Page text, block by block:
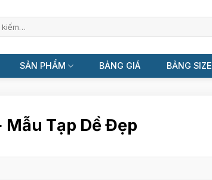
SẢN PHẨM BẢNG GIÁ BẢNG SIZE
Mẫu Tạp Dề Đẹp